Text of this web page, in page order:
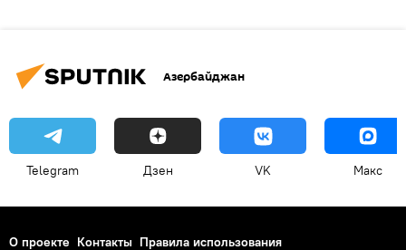
Азербайджан
Telegram Дзен VK Макс
О проекте Контакты Правила использования